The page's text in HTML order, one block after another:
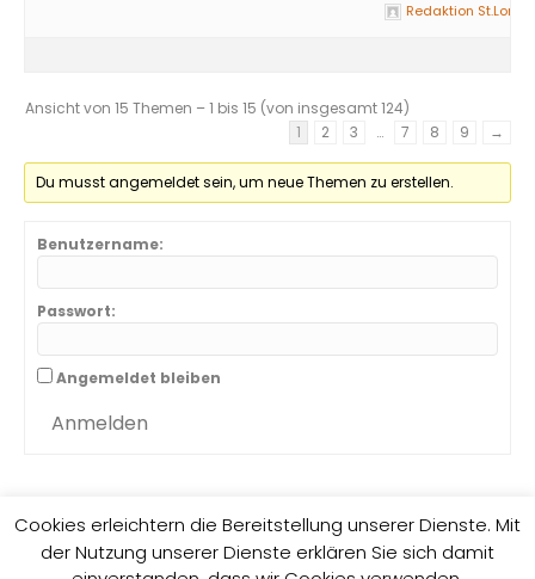
Redaktion
Ansicht von 15 Themen – 1 bis 15 (von insgesamt 124)
1
2 3 … 7 8 9 →
Du musst angemeldet sein, um neue Themen zu erstellen.
Benutzername:
Passwort:
Angemeldet bleiben
Anmelden
Impressum Datenschutzrichtlinie
Cookies erleichtern die Bereitstellung unserer Dienste. Mit
der Nutzung unserer Dienste erklären Sie sich damit